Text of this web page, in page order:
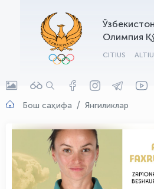
Олимпия
CITIUS
Бош саҳифа Янгиликлар
OLYMPCHIK AI - yordamchi
Онлайн · olympic.uz